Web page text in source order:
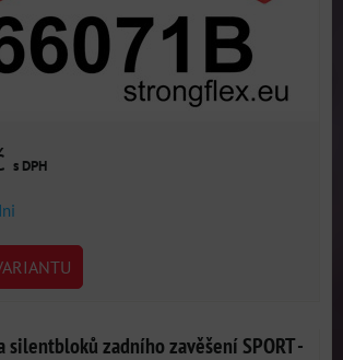
s DPH
silentbloků zadního zavěšení SPORT -